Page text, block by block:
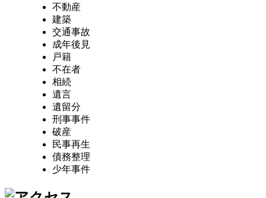
不動産
建築
交通事故
成年後見
戸籍
不在者
相続
遺言
遺留分
刑事事件
破産
民事再生
債務整理
少年事件